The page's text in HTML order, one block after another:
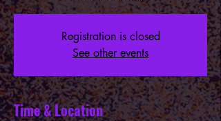
Registration is closed
See other events
Time & Location